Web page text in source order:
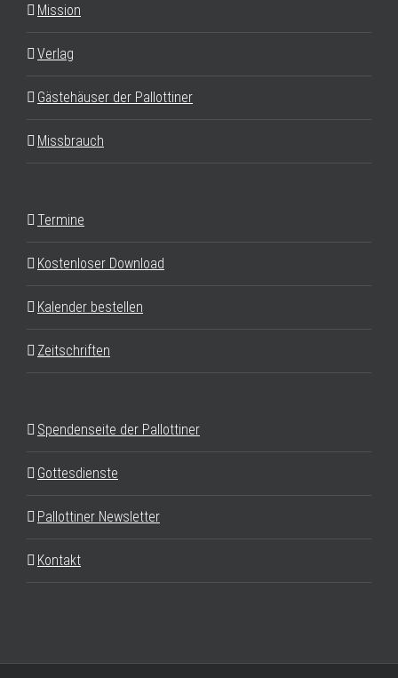
Mission
Verlag
Gästehäuser der Pallottiner
Missbrauch
Termine
Kostenloser Download
Kalender bestellen
Zeitschriften
Spendenseite der Pallottiner
Gottesdienste
Pallottiner Newsletter
Kontakt